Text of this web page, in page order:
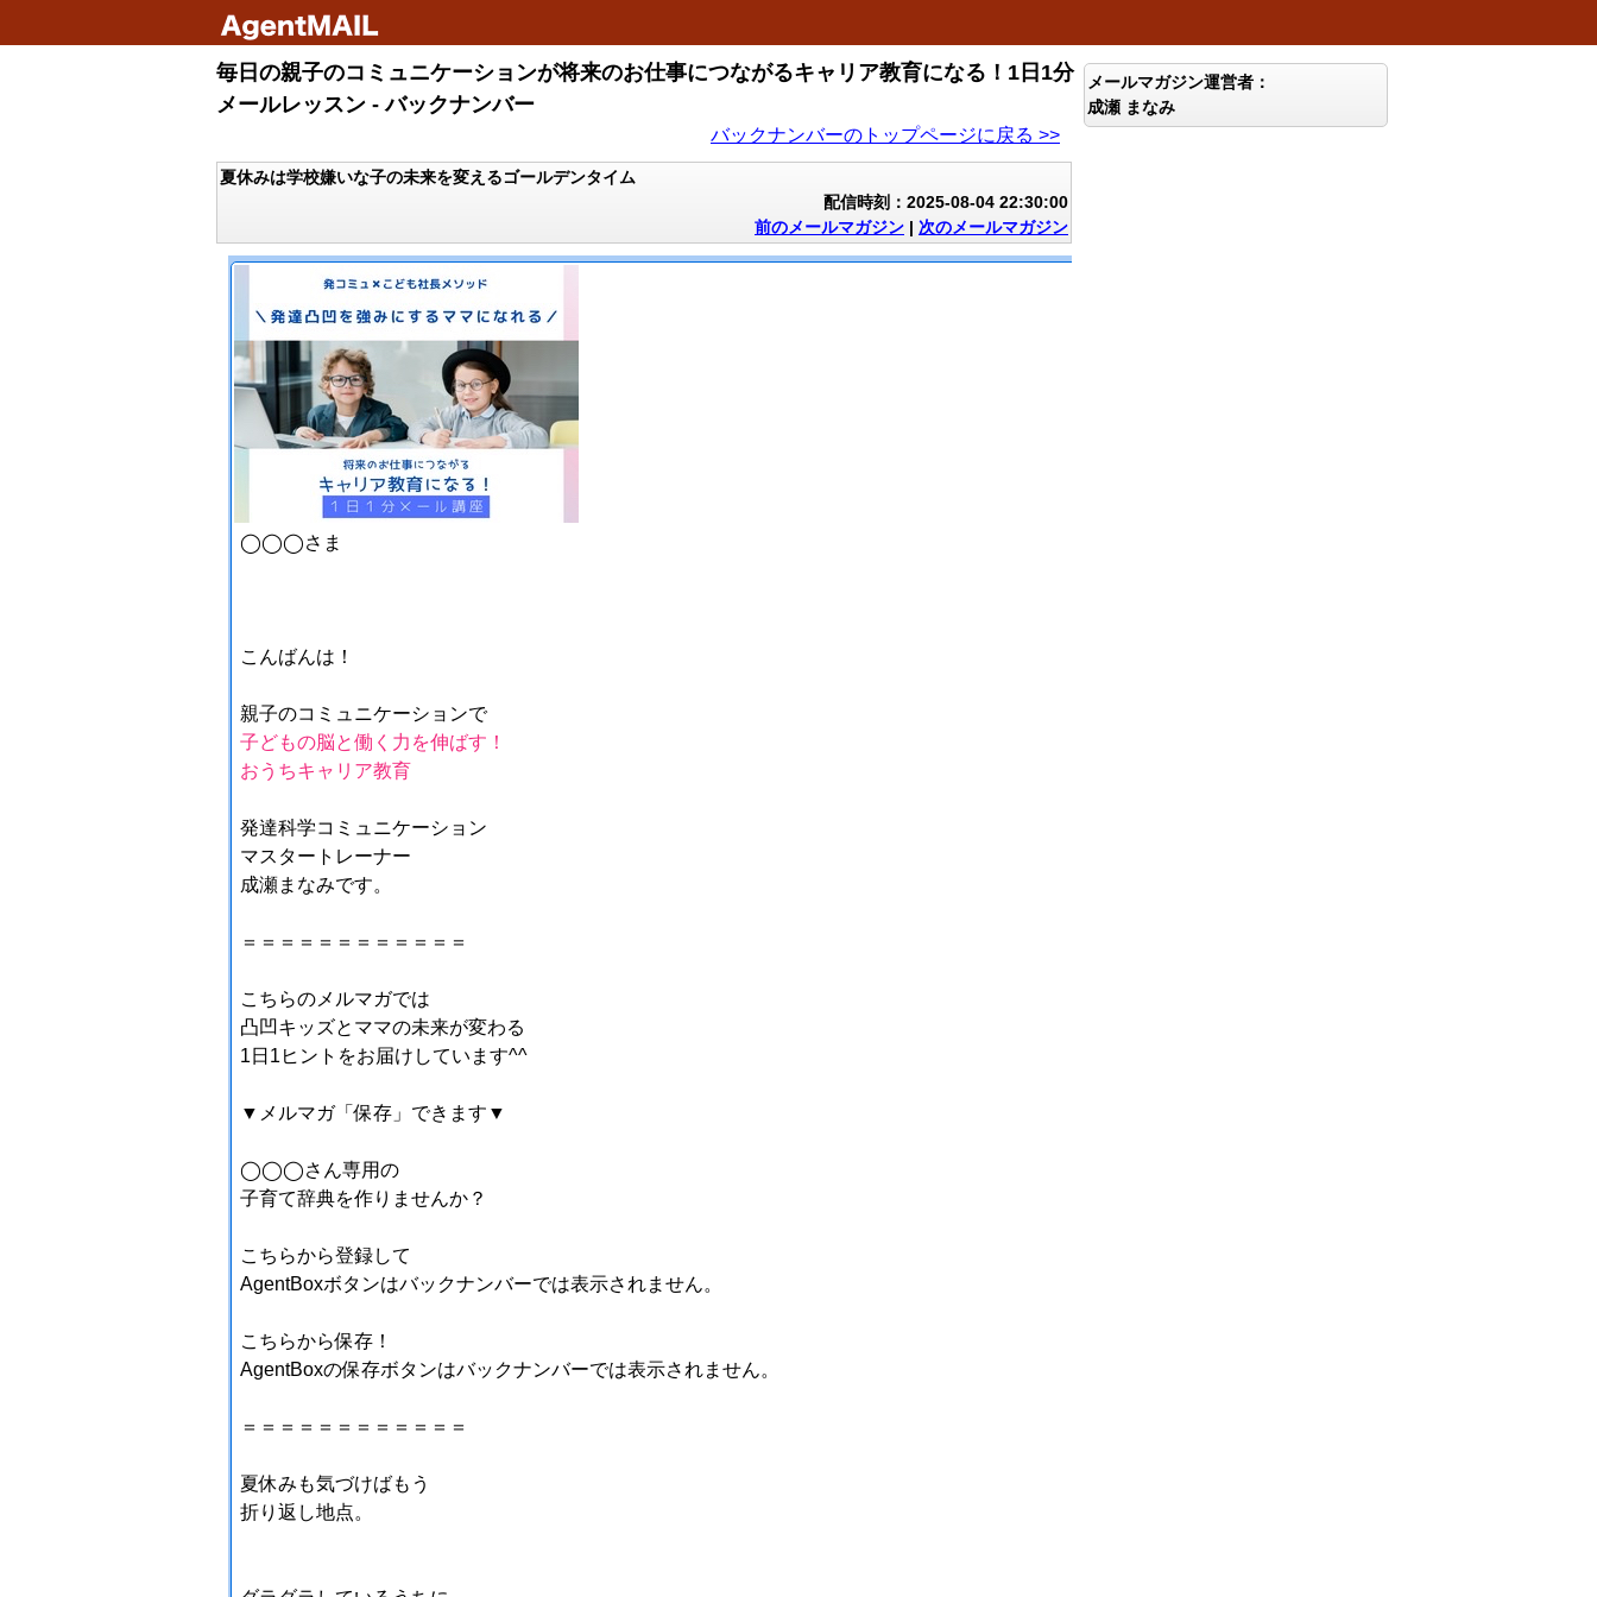
毎日の親子のコミュニケーションが将来のお仕事につながるキャリア教育になる！1日1分
メールレッスン - バックナンバー
バックナンバーのトップページに戻る >>
夏休みは学校嫌いな子の未来を変えるゴールデンタイム
配信時刻：2025-08-04 22:30:00
前のメールマガジン | 次のメールマガジン
◯◯◯さま
こんばんは！
親子のコミュニケーションで
子どもの脳と働く力を伸ばす！
おうちキャリア教育
発達科学コミュニケーション
マスタートレーナー
成瀬まなみです。
＝＝＝＝＝＝＝＝＝＝＝＝
こちらのメルマガでは
凸凹キッズとママの未来が変わる
1日1ヒントをお届けしています^^
▼メルマガ「保存」できます▼
◯◯◯さん専用の
子育て辞典を作りませんか？
こちらから登録して
AgentBoxボタンはバックナンバーでは表示されません。
こちらから保存！
AgentBoxの保存ボタンはバックナンバーでは表示されません。
＝＝＝＝＝＝＝＝＝＝＝＝
夏休みも気づけばもう
折り返し地点。
メールマガジン運営者：
成瀬 まなみ